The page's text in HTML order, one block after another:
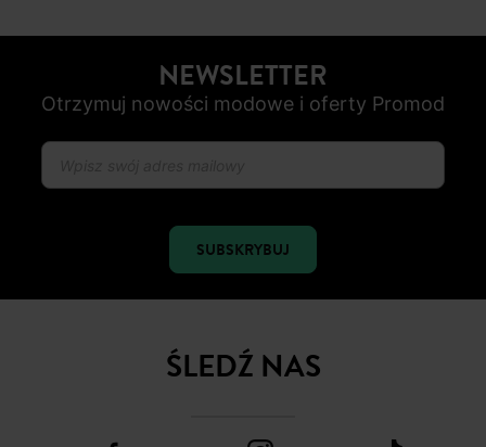
NEWSLETTER
Otrzymuj nowości modowe i oferty Promod
SUBSKRYBUJ
ŚLEDŹ NAS